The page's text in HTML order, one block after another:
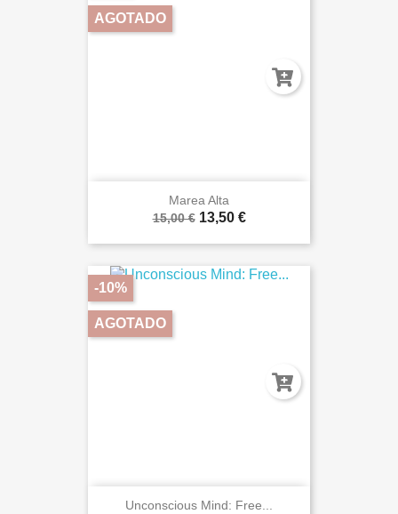
Marea Alta
15,00 € 13,50 €
AGOTADO
Unconscious Mind: Free...
-10%
AGOTADO